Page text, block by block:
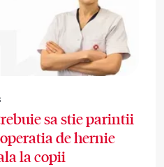
sa stie parintii
de hernie
la copii